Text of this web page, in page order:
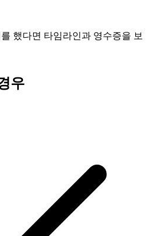
했다면 타임라인과 영수증을 보
우